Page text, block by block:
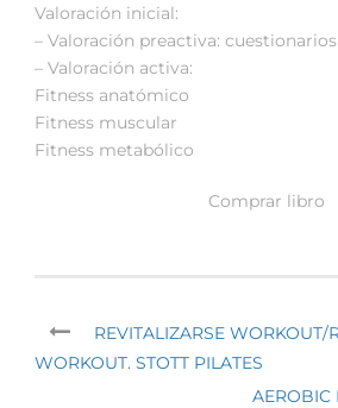
Valoración inicial:
– Valoración preactiva: cuestionarios
– Valoración activa:
Fitness anatómico
Fitness muscular
Fitness metabólico
Comprar libro
REVITALIZARSE WORKOUT/
WORKOUT. STOTT PILATES
AEROBIC